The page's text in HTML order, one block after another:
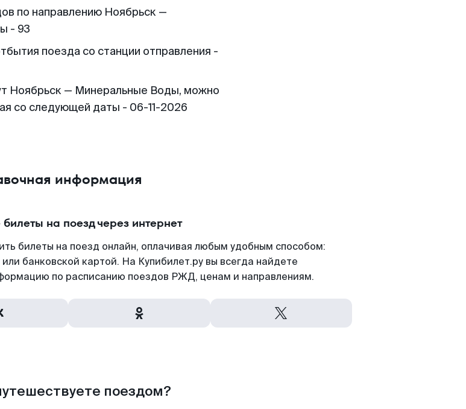
по направлению Ноябрьск —
- 93
поезда со станции отправления -
Ноябрьск — Минеральные Воды, можно
со следующей даты - 06-11-2026
информация
на поезд через интернет
билеты на поезд онлайн, оплачивая любым удобным способом:
банковской картой. На Купибилет.ру вы всегда найдете
по расписанию поездов РЖД, ценам и направлениям.
поездом?